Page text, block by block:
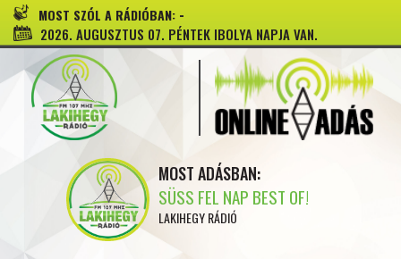
MOST SZÓL A RÁDIÓBAN: -
2026. AUGUSZTUS 07. PÉNTEK IBOLYA NAPJA VAN.
MOST ADÁSBAN:
SÜSS FEL NAP BEST OF!
LAKIHEGY RÁDIÓ